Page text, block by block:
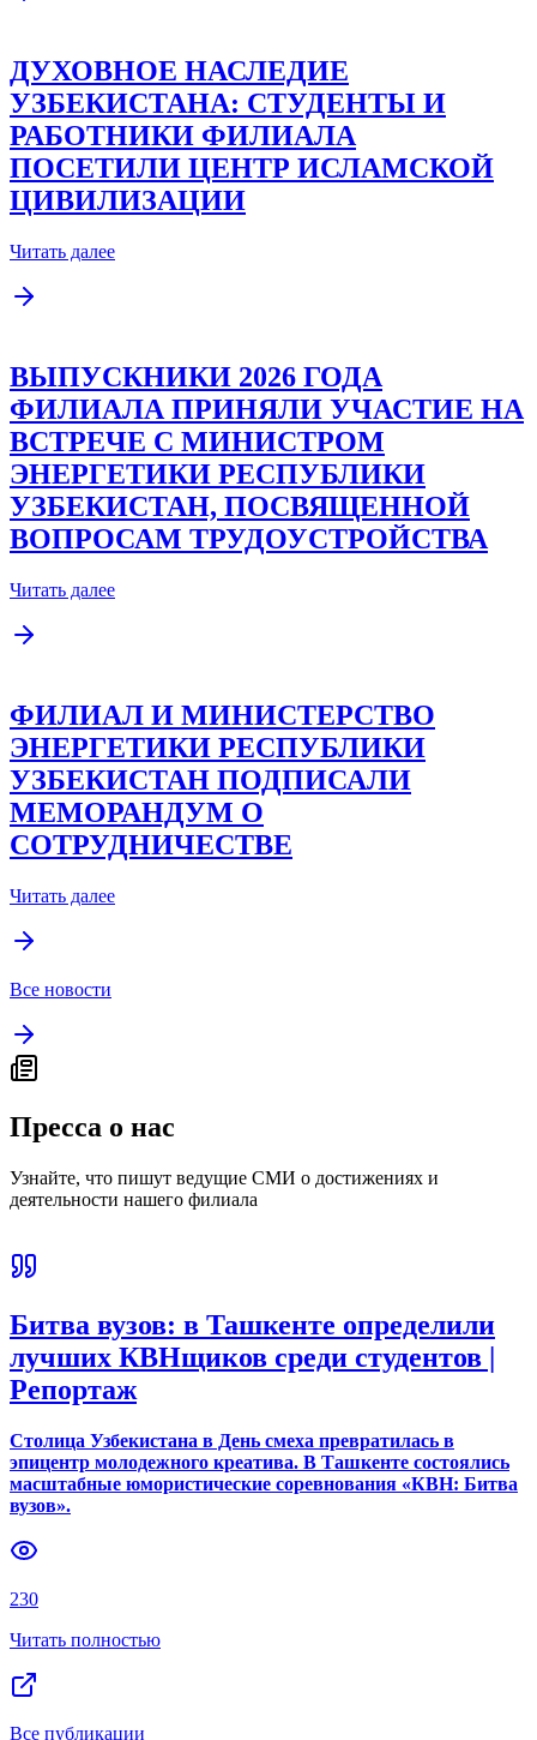
ДУХОВНОЕ НАСЛЕДИЕ
УЗБЕКИСТАНА: СТУДЕНТЫ И
РАБОТНИКИ ФИЛИАЛА
ПОСЕТИЛИ ЦЕНТР ИСЛАМСКОЙ
ЦИВИЛИЗАЦИИ
Читать далее
ВЫПУСКНИКИ 2026 ГОДА
ФИЛИАЛА ПРИНЯЛИ УЧАСТИЕ НА
ВСТРЕЧЕ С МИНИСТРОМ
ЭНЕРГЕТИКИ РЕСПУБЛИКИ
УЗБЕКИСТАН, ПОСВЯЩЕННОЙ
ВОПРОСАМ ТРУДОУСТРОЙСТВА
Читать далее
ФИЛИАЛ И МИНИСТЕРСТВО
ЭНЕРГЕТИКИ РЕСПУБЛИКИ
УЗБЕКИСТАН ПОДПИСАЛИ
МЕМОРАНДУМ О
СОТРУДНИЧЕСТВЕ
Читать далее
Все новости
Пресса о нас
Узнайте, что пишут ведущие СМИ о достижениях и
деятельности нашего филиала
Битва вузов: в Ташкенте определили
лучших КВНщиков среди студентов |
Репортаж
Столица Узбекистана в День смеха превратилась в
эпицентр молодежного креатива. В Ташкенте состоялись
масштабные юмористические соревнования «КВН: Битва
вузов».
230
Читать полностью
Все публикации